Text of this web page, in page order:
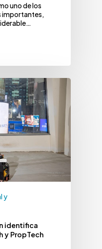
uno de los
importantes,
y
identifica
y PropTech